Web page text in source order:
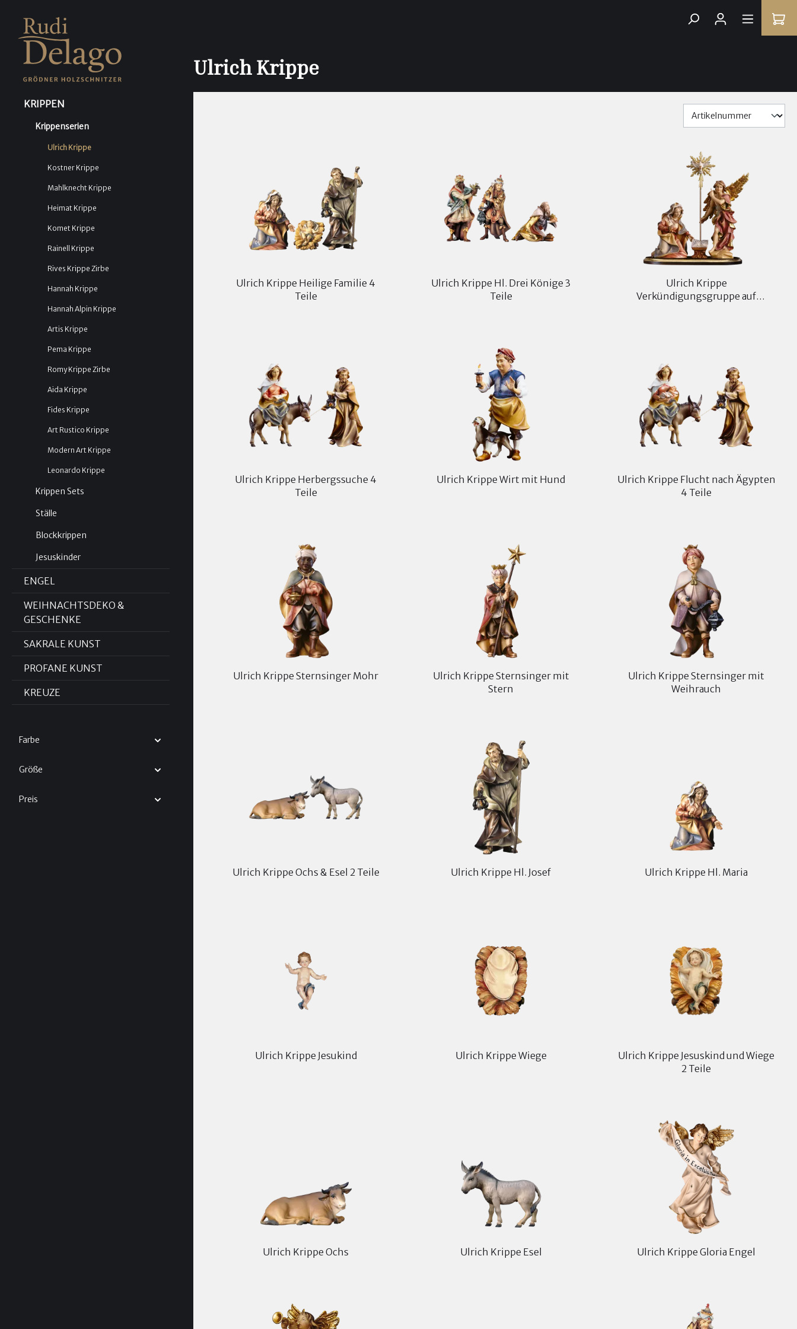
Ulrich Krippe
KRIPPEN
Krippenserien
Ulrich Krippe
Kostner Krippe
Mahlknecht Krippe
Heimat Krippe
Komet Krippe
Rainell Krippe
Rives Krippe Zirbe
Hannah Krippe
Hannah Alpin Krippe
Artis Krippe
Pema Krippe
Romy Krippe Zirbe
Aida Krippe
Fides Krippe
Art Rustico Krippe
Modern Art Krippe
Leonardo Krippe
Krippen Sets
Ställe
Blockkrippen
Jesuskinder
ENGEL
WEIHNACHTSDEKO &
GESCHENKE
SAKRALE KUNST
PROFANE KUNST
KREUZE
Farbe
Größe
Preis
Ulrich Krippe Heilige Familie 4
Teile
Ulrich Krippe Hl. Drei Könige 3
Teile
Ulrich Krippe
Verkündigungsgruppe auf
Ulrich Krippe Herbergssuche 4
Teile
Ulrich Krippe Wirt mit Hund
Ulrich Krippe Flucht nach Ägypten
4 Teile
Ulrich Krippe Sternsinger Mohr
Ulrich Krippe Sternsinger mit
Stern
Ulrich Krippe Sternsinger mit
Weihrauch
Ulrich Krippe Ochs & Esel 2 Teile Ulrich Krippe Hl. Josef Ulrich Krippe Hl. Maria
Ulrich Krippe Jesukind Ulrich Krippe Wiege
Ulrich Krippe Jesuskind und Wiege
2 Teile
Ulrich Krippe Ochs Ulrich Krippe Esel Ulrich Krippe Gloria Engel